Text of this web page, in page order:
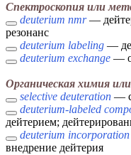
Спектроскопия или
deuterium nmr—
резонанс
deuterium labeling —
deuterium exchange —
Органическая химия
selective deuteration —
deuterium-labeled
дейтерием;
deuterium incorporation
внедрение дейтерия